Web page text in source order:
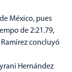
México, pues
de 2:21.79,
concluyó
Hernández